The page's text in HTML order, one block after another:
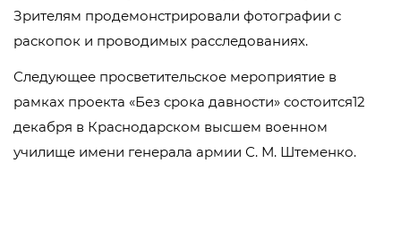
Зрителям продемонстрировали фотографии с
раскопок и проводимых расследованиях.
Следующее просветительское мероприятие в
рамках проекта «Без срока давности» состоится12
декабря в Краснодарском высшем военном
училище имени генерала армии С. М. Штеменко.